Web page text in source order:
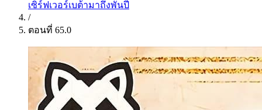
เซิร์ฟเวอร์เบต้ามาถึงพันปี
/
ตอนที่ 65.0